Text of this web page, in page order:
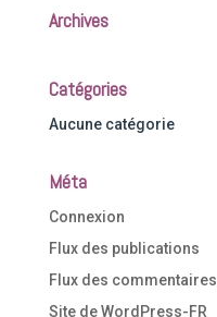
Archives
Catégories
Aucune catégorie
Méta
Connexion
Flux des publications
Flux des commentaires
Site de WordPress-FR